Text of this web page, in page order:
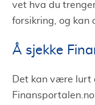
vet hva du
forsikring, og kan
Å sjekke
Det kan være lurt